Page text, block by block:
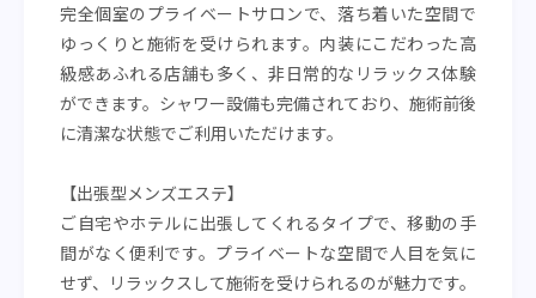
完全個室のプライベートサロンで、落ち着いた空間で
ゆっくりと施術を受けられます。内装にこだわった高
級感あふれる店舗も多く、非日常的なリラックス体験
ができます。シャワー設備も完備されており、施術前後
に清潔な状態でご利用いただけます。
【出張型メンズエステ】
ご自宅やホテルに出張してくれるタイプで、移動の手
間がなく便利です。プライベートな空間で人目を気に
せず、リラックスして施術を受けられるのが魅力です。